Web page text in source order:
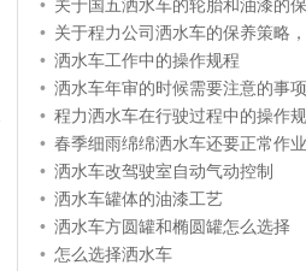
• 关于国五洒水车的轮胎和油漆的保养，联和专汽这
• 关于程力公司洒水车的保养策略，联和专汽这
• 洒水车工作中的操作规程
• 洒水车年审的时候需要注意的事项
• 程力洒水车在行驶过程中的操作
• 春季细雨绵绵洒水车还要正常作
• 洒水车改驾驶室自动气动控制
• 洒水车罐体的油漆工艺
• 洒水车方圆罐和椭圆罐怎么选择
• 怎么选择洒水车